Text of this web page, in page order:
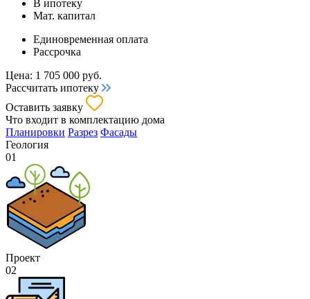
В ипотеку
Мат. капитал
Единовременная оплата
Рассрочка
Цена: 1 705 000 руб.
Рассчитать ипотеку
Оставить заявку
Что входит в комплектацию дома
Планировки Разрез Фасады
Геология
01
Проект
02